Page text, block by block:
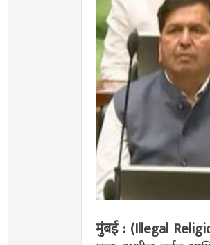
मुंबई : (Illegal